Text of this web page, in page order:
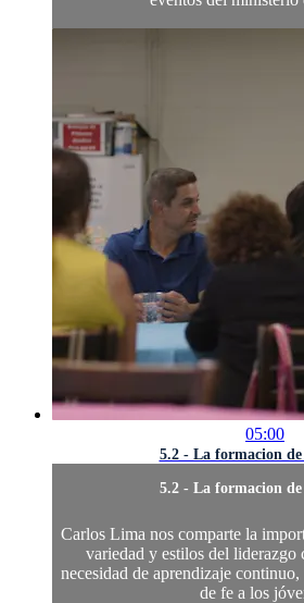
05:00
5.2 - La formacion
5.2 - La formacion
Carlos Lima nos comparte la
variedad y estilos del liderazgo
necesidad de aprendizaje
de fe a los